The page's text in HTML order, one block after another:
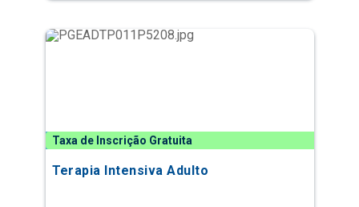
Taxa de Inscrição Gratuita
Terapia Intensiva Adulto